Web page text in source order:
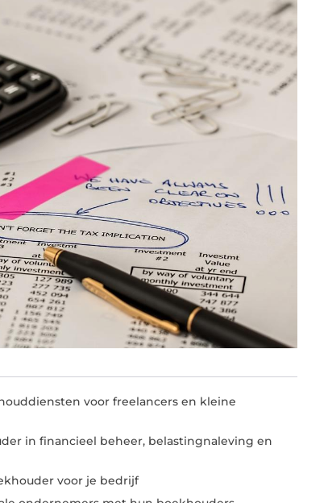
voor freelancers en kleine
in financieel beheer, belastingnaleving en
voor je bedrijf